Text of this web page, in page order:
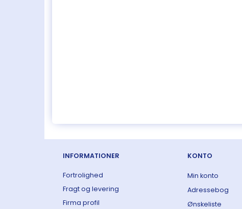
INFORMATIONER
Fortrolighed
Fragt og levering
Firma profil
KONTO
Min konto
Adressebog
Ønskeliste